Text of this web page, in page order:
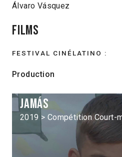
Álvaro Vásquez
Films
FESTIVAL CINÉLATINO :
Production
Jamás
2019 > Compétition Court-